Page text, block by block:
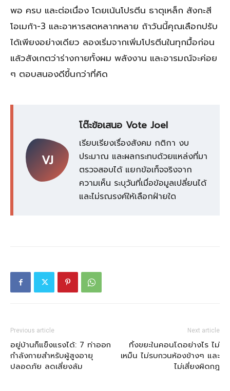
พอ ครบ และต่อเนื่อง โดยเน้นโปรตีน ธาตุเหล็ก สังกะสี
โอเมก้า-3 และอาหารสดหลากหลาย ถ้าวันนี้คุณเลือกปรับ
ได้เพียงอย่างเดียว ลองเริ่มจากเพิ่มโปรตีนในทุกมื้อก่อน
แล้วสังเกตว่าร่างกายทั้งผม พลังงาน และอารมณ์จะค่อย
ๆ ตอบสนองดีขึ้นกว่าที่คิด
VJ
โต๊ะข้อเสนอ Vote Joel
เรียบเรียงเรื่องสังคม กติกา งบ
ประมาณ และผลกระทบด้วยแหล่งที่มา
ตรวจสอบได้ แยกข้อเท็จจริงจาก
ความเห็น ระบุวันที่เมื่อข้อมูลเปลี่ยนได้
และไม่รณรงค์ให้เลือกฝ่ายใด
Previous article
อยู่บ้านก็แข็งแรงได้: 7 ท่าออก
กำลังกายสำหรับผู้สูงอายุ
ปลอดภัย ลดเสี่ยงล้ม
Next article
ทิ้งขยะในคอนโดอย่างไร ไม่
เหม็น ไม่รบกวนห้องข้างๆ และ
ไม่เสี่ยงผิดกฎ